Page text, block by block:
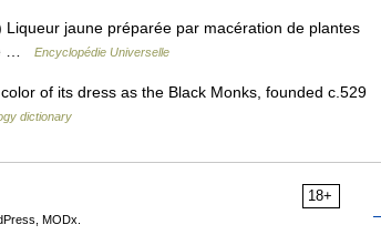
jaune préparée par macération de plantes
…
Encyclopédie Universelle
of its dress as the Black Monks, founded c.529
dictionary
18+
MODx.